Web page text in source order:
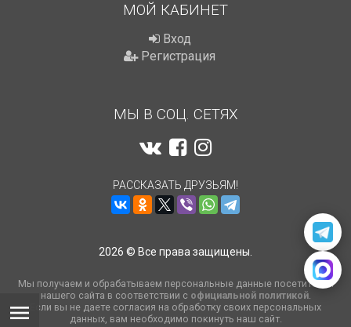
МОЙ КАБИНЕТ
Вход
Регистрация
МЫ В СОЦ. СЕТЯХ
РАССКАЗАТЬ ДРУЗЬЯМ!
2026 © Все права защищены.
Мы получаем и обрабатываем персональные данные посетителей
нашего сайта в соответствии с официальной политикой.
Если вы не даете согласия на обработку своих персональных
данных, вам необходимо покинуть наш сайт.